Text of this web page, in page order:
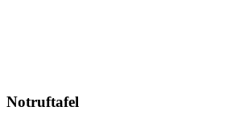
Notruftafel